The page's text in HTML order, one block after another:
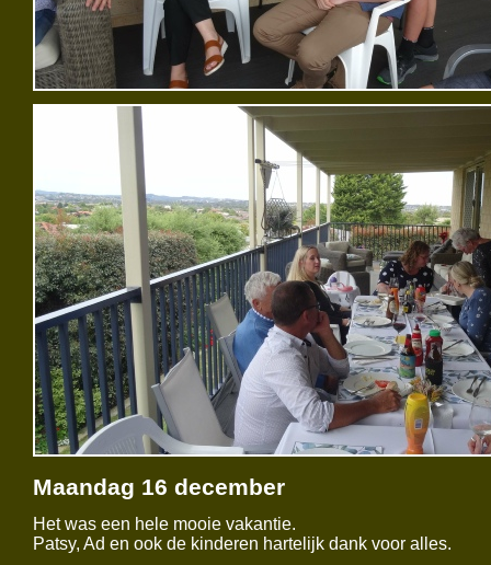
Maandag 16 december
Het was een hele mooie vakantie.
Patsy, Ad en ook de kinderen hartelijk dank voor alles.